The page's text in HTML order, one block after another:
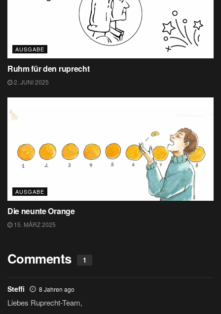
AUSGABE
Ruhm für den ruprecht
2. JUNI 2025
AUSGABE
Die neunte Orange
15. MÄRZ 2025
Comments 1
Steffi 8 Jahren ago
Liebes Ruprecht-Team,